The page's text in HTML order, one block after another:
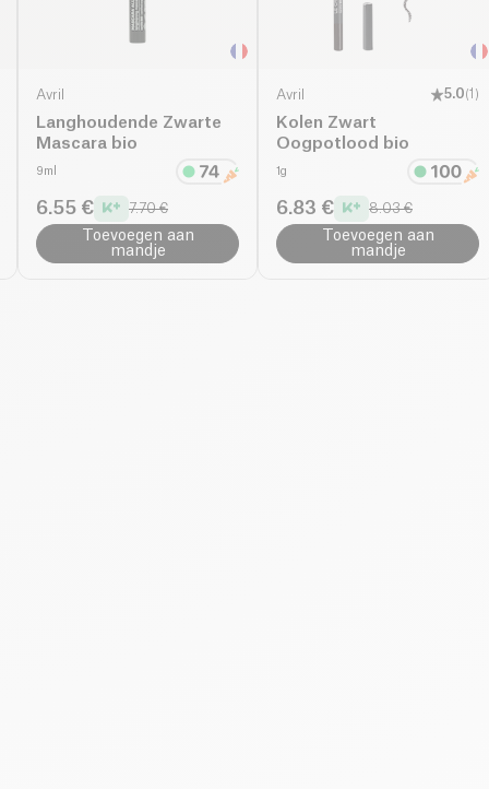
Avril
Langhoudende Zwarte
Mascara bio
9ml
6.55 € 7.70 €
Toevoegen aan
mandje
Avril 5.0(1 )
Kolen Zwart
Oogpotlood bio
1g
6.83 € 8.03 €
Toevoegen aan
mandje